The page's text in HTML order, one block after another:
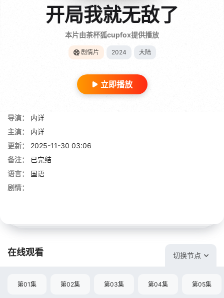
开局我就无敌了
本片由茶杯狐cupfox提供播放
剧情片 2024 大陆
立即播放
导演：
内详
主演：
内详
更新：
2025-11-30 03:06
备注：
已完结
语言：
国语
剧情：
在线观看 切换节点
第01集 第02集 第03集 第04集 第05集